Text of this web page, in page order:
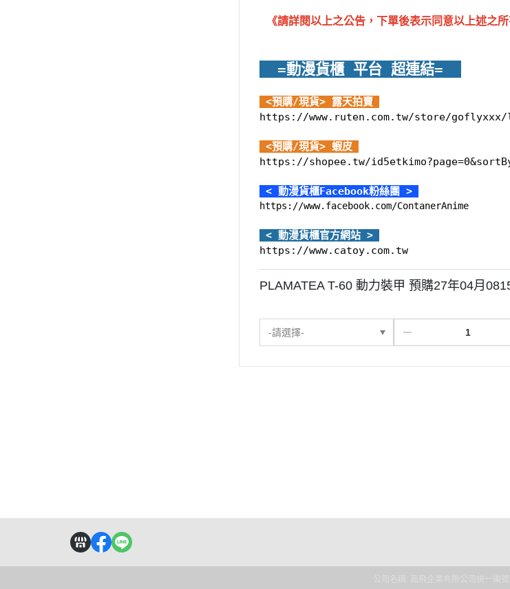
《請詳閱以上之公告，下單後表示同意以上述之所
  =動漫貨櫃 平台 超
連結=
<預購/現貨> 露天拍賣
https://www.ruten.com.tw/store/goflyxxx/
<預購/現貨> 蝦皮
https://shopee.tw/
< 動漫貨櫃Facebook粉絲團 >
https://www.facebook.com/ContanerAnime
< 動漫貨櫃官方網站 >
https://www.catoy.com.tw
PLAMATEA T-60 動力裝甲 預購27年04月
-請選擇-